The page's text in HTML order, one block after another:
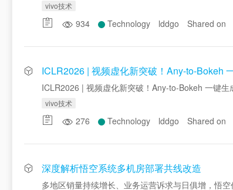
vivo技术
934 Technology lddgo Shared on
ICLR2026 | 视频虚化新突破！Any-to-Bokeh
ICLR2026 | 视频虚化新突破！Any-to-Bokeh 一键生
vivo技术
276 Technology lddgo Shared on
深度解析悟空系统多机房部署共线改造
多地区销量持续增长、业务运营诉求与日俱增，悟